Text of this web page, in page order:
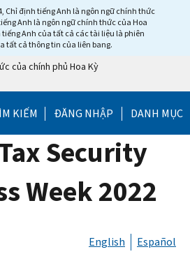
Chỉ định tiếng Anh là ngôn ngữ chính thức
Anh là ngôn ngữ chính thức của Hoa
tiếng Anh của tất cả các tài liệu là phiên
tất cả thông tin của liên bang.
của chính phủ Hoa Kỳ
KIẾM ĐĂNG NHẬP DANH MỤC
Security
Week 2022
English Español